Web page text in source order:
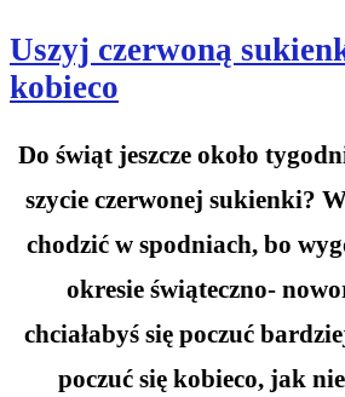
Uszyj czerwoną
kobieco
Do świąt jeszcze około
szycie czerwonej sukienki?
chodzić w spodniach, bo
okresie świąteczno-
chciałabyś się poczuć
poczuć się kobieco, jak